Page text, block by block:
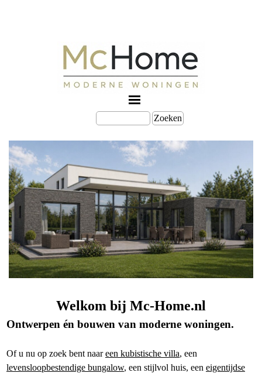
Zoeken
Welkom bij Mc-Home.nl
Ontwerpen én bouwen van moderne woningen.
Of u nu op zoek bent naareen kubistische villa, een
levensloopbestendige bungalow, een stijlvol huis, een eigentijdse